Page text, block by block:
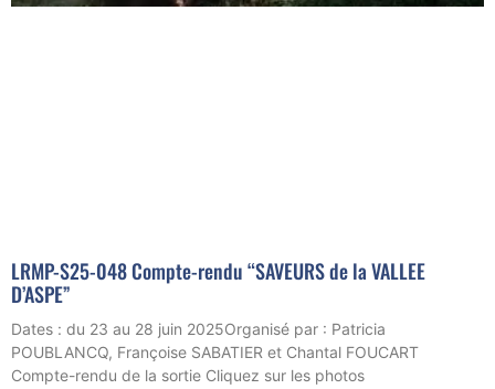
LRMP-S25-048 Compte-rendu “SAVEURS de la VALLEE
D’ASPE”
Dates : du 23 au 28 juin 2025Organisé par : Patricia
POUBLANCQ, Françoise SABATIER et Chantal FOUCART
Compte-rendu de la sortie Cliquez sur les photos